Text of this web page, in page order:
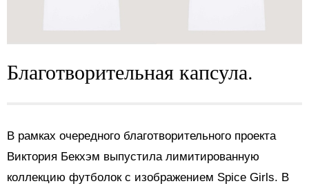
Благотворительная капсула.
В рамках очередного благотворительного проекта
Виктория Бекхэм выпустила лимитированную
коллекцию футболок с изображением Spice Girls. В